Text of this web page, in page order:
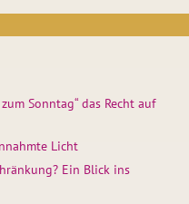
Sonntag“ das Recht auf
Licht
Ein Blick ins